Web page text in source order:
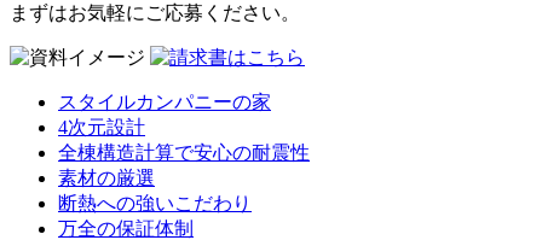
まずはお気軽にご応募ください。
スタイルカンパニーの家
4次元設計
全棟構造計算で安心の耐震性
素材の厳選
断熱への強いこだわり
万全の保証体制